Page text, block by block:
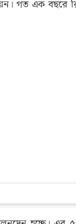
গত এক বছরে